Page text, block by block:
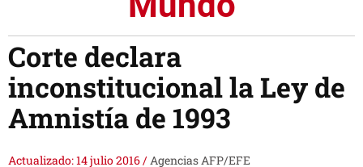
Corte declara
inconstitucional la Ley de
Amnistía de 1993
Actualizado: 14 julio 2016/Agencias AFP/EFE